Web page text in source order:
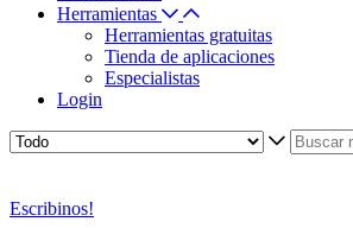
Herramientas
Herramientas gratuitas
Tienda de aplicaciones
Especialistas
Login
Escribinos!